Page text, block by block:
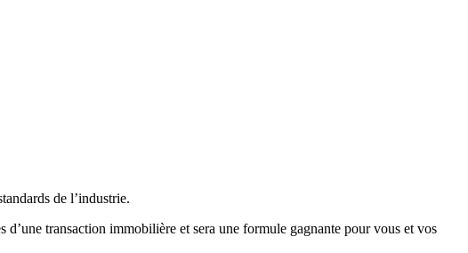
de l’industrie.
d’une transaction immobilière et sera une formule gagnante pour vous et vos